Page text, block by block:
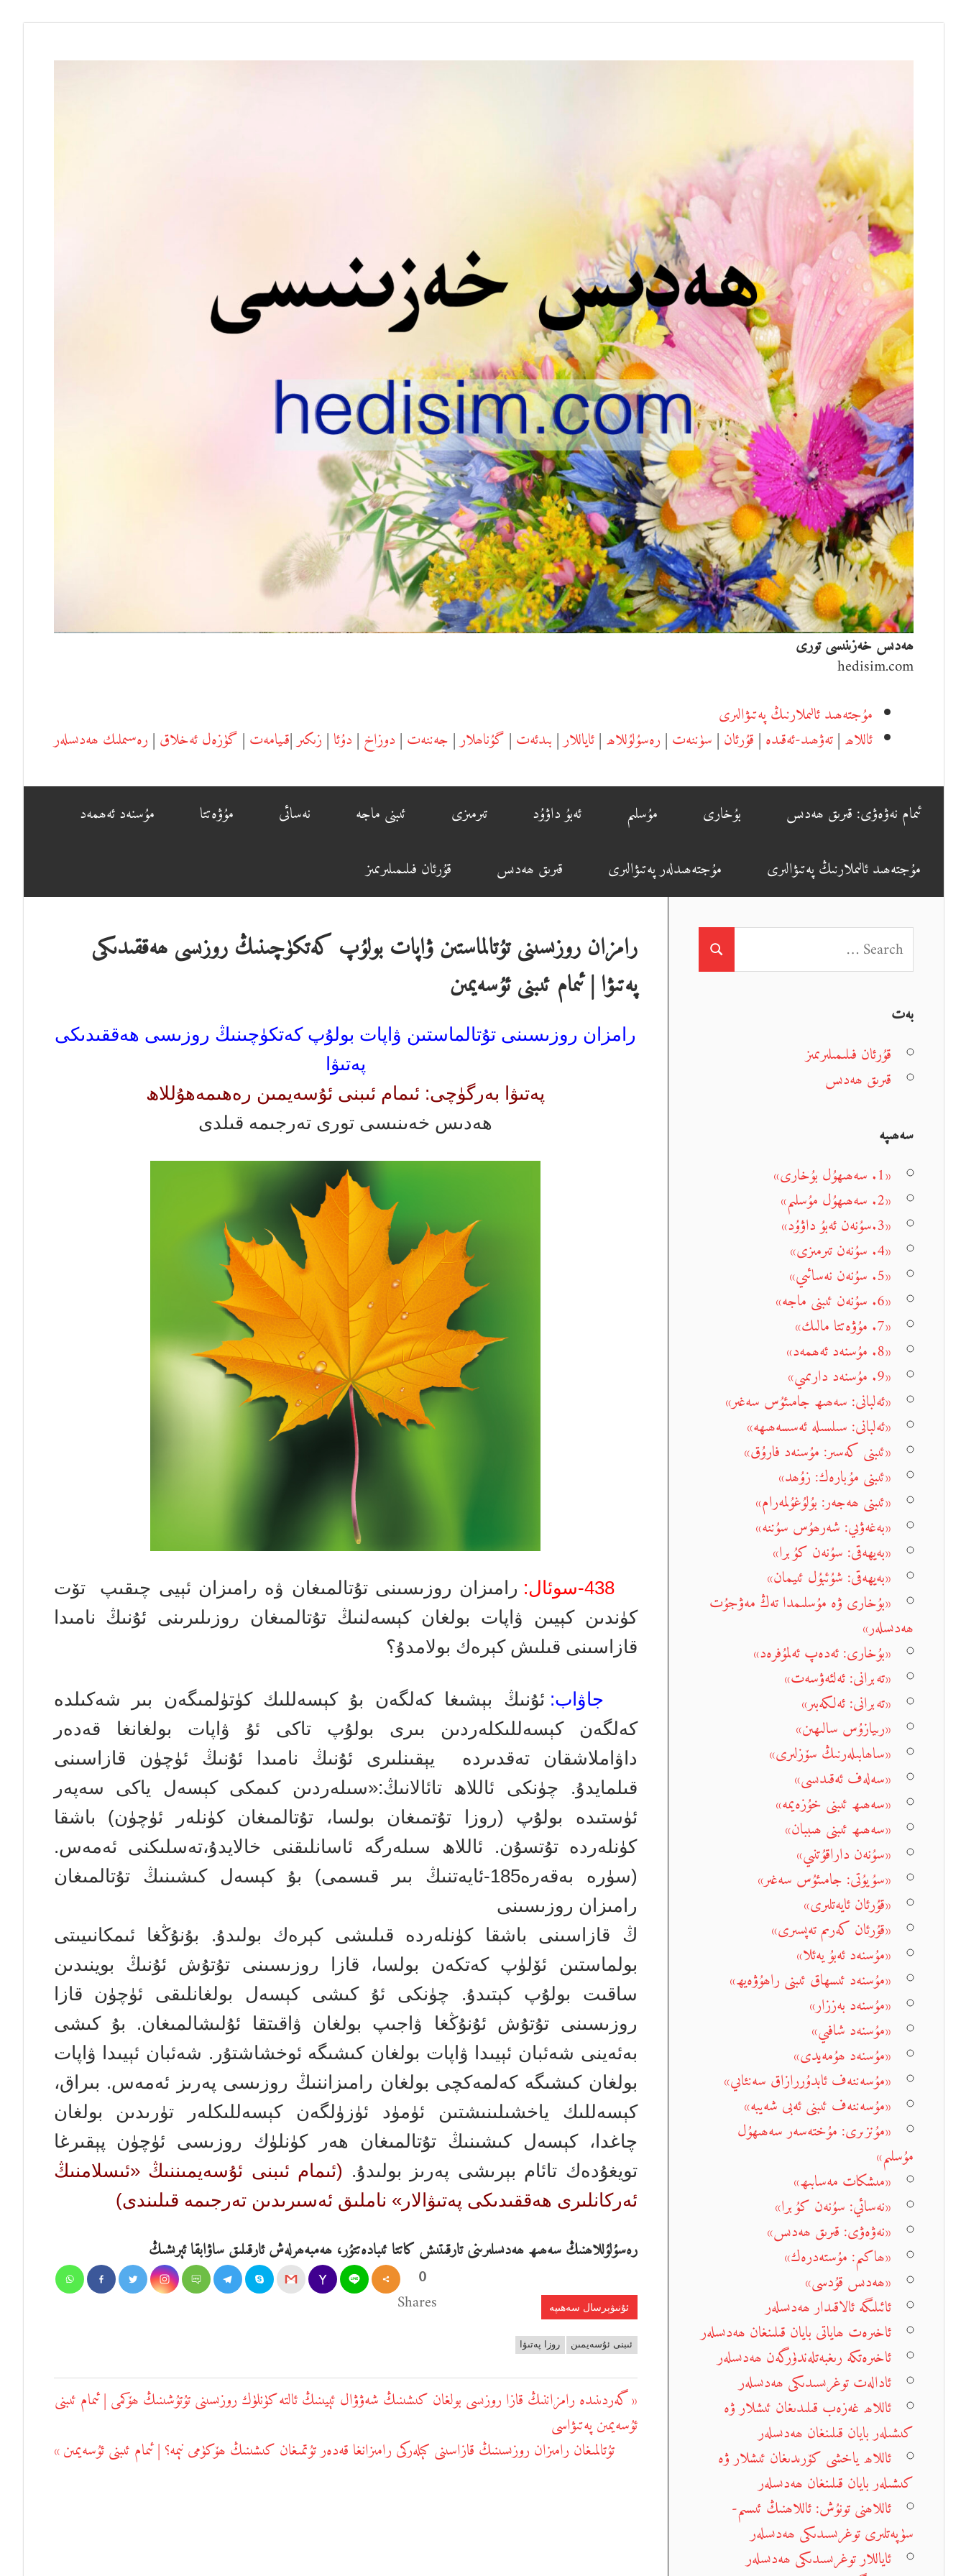
ھەدىس خەزىنىسى تورى
hedisim.com
مۇجتەھىد ئالىملارنىڭ پەتىۋالىرى
ئاللاھ|تەۋھىد-ئەقىدە|قۇرئان|سۈننەت|رەسۇلۇللاھ|ئاياللار|بىدئەت|گۇناھلار|جەننەت|دوزاخ|دۇئا|زىكىر|قىيامەت|گۈزەل ئەخلاق|رەسىملىك ھەدىسلەر
ئىمام نەۋەۋى: قىرىق ھەدىس بۇخارى مۇسلىم ئەبۇ داۋۇد تىرمىزى ئىبنى ماجە نەسائى مۇۋەتتا
مۇسنەد ئ‍ەھمەد
مۇجتەھىد ئالىملارنىڭ پەتىۋالىرى
مۇجتەھىدلەر پەتىۋالىرى قىرىق ھەدىس قۇرئان فىلىمىلىرىمىز
رامزان روزىسىنى تۇتالماستىن ۋاپات بولۇپ كەتكۈچىنىڭ روزىسى ھەققىدىكى
پەتىۋا | ئىمام ئىبنى ئۇسەيمىن
رامزان روزىسىنى تۇتالماستىن ۋاپات بولۇپ كەتكۈچىنىڭ روزىسى ھەققىدىكى
پەتىۋا
پەتىۋا بەرگۈچى: ئىمام ئىبنى ئۇسەيمىن رەھىمەھۇللاھ
ھەدىس خەىنىسى تورى تەرجىمە قىلدى
رامىزان روزىسىنى تۇتالمىغان ۋە رامىزان ئېيى چىقىپ تۆت
كۈندىن كېيىن ۋاپات بولغان كېسەلنىڭ تۇتالمىغان روزىلىرىنى ئۇنىڭ نامىدا
قازاسىنى قىلىش كېرەك بولامدۇ؟
جاۋاب: ئۇنىڭ بېشىغا كەلگەن بۇ كېسەللىك كۈتۈلمىگەن بىر شەكىلدە
كەلگەن كېسەللىكلەردىن بىرى بولۇپ تاكى ئۇ ۋاپات بولغانغا قەدەر
داۋاملاشقان تەقدىردە يېقىنلىرى ئۇنىڭ نامىدا ئۇنىڭ ئۈچۈن قازاسىنى
قىلمايدۇ. چۈنكى ئاللاھ تائالانىڭ:«سىلەردىن كىمكى كېسەل ياكى سەپەر
ئۈستىدە بولۇپ (روزا تۇتمىغان بولسا، تۇتالمىغان كۈنلەر ئۈچۈن) باشقا
كۈنلەردە تۇتسۇن. ئاللاھ سىلەرگە ئاسانلىقنى خالايدۇ،تەسلىكنى ئەمەس.
(سۈرە بەقەرە185-ئايەتنىڭ بىر قىسمى) بۇ كېسەل كىشىنىڭ تۇتالمىغان
رامىزان روزىسىنى
ڭ قازاسىنى باشقا كۈنلەردە قىلىشى كېرەك بولىدۇ. بۇنۇڭغا ئىمكانىيىتى
بولماستىن ئۆلۈپ كەتكەن بولسا، قازا روزىسىنى تۇتۇش ئۇنىڭ بوينىدىن
ساقىت بولۇپ كېتىدۇ. چۈنكى ئۇ كىشى كېسەل بولغانلىقى ئۈچۈن قازا
روزىسىنى تۇتۇش ئۇنۇڭغا ۋاجىپ بولغان ۋاقىتقا ئۇلىشالمىغان. بۇ كىشى
بەئەينى شەئبان ئېيىدا ۋاپات بولغان كىشىگە ئوخشاشتۇر. شەئبان ئېيىدا ۋاپات
بولغان كىشىگە كەلمەكچى بولغان رامىزاننىڭ روزىسى پەرىز ئەمەس. بىراق،
كېسەللىك ياخشىلىنىشتىن ئۈمۈد ئۈزۈلگەن كېسەللىكلەر تۈرىدىن بولغان
چاغدا، كېسەل كىشىنىڭ تۇتالمىغان ھەر كۈنلۈك روزىسى ئۈچۈن پېقىرغا
تويغۇدەك تائام بېرىشى پەرىز بولىدۇ. (ئىمام ئىبنى ئۇسەيمىننىڭ «ئىسلامنىڭ
ئەركانلىرى ھەققىدىكى پەتىۋالار» ناملىق ئەسىرىدىن تەرجىمە قىلىندى)
رەسۇلۇللاھنىڭ سەھىھ ھەدىسلىرىنى تارقىتىش كاتتا ئىبادەتتۇر، ھەمبەھرلەش ئارقىلىق ساۋابقا ئېرىشىڭ
0
Shares
ئۇنىۋېرسال سەھىپە
ئىبنى ئۇسەيمىن روزا پەتىۋا
يازما
يۆتكەش
Previous
Post:
گەردىنىدە رامزاننىڭ قازا روزىسى بولغان كىشىنىڭ شەۋۋال ئېيىنىڭ ئالتە كۈنلۈك روزىسىنى تۇتۇشىنىڭ ھۆكمى | ئىمام ئىبنى
ئۇسەيمىن پەتىۋاسى
Next
تۇتالمىغان رامىزان روزىسىنىڭ قازاسىنى كېلەركى رامىزانغا قەدەر تۇتمىغان كىشىنىڭ ھۆكۈمى نېمە؟ | ئىمام ئىبنى ئۇسەيمىن
بەت
قۇرئان فىلىمىلىرىمىز
قىرىق ھەدىس
سەھىپە
«1. سەھىھۇل بۇخارى»
«2. سەھىھۇل مۇسلىم»
«3.سۇنەن ئەبۇ داۋۇد»
«4. سۇنەن تىرمىزى»
«5. سۇنەن نەسائىي»
«6. سۇنەن ئىبنى ماجە»
«7. مۇۋەتتا مالىك»
«8. مۇسنەد ئەھمەد»
«9. مۇسنەد دارىمىي»
«ئەلبانى: سەھىھ جامىئۇس سەغىر»
«ئەلبانى: سىلسىلە ئەسسەھىھە»
«ئىبنى كەسىر: مۇسنەد فارۇق»
«ئىبنى مۇبارەك: زۇھد»
«ئىبنى ھەجەر: بۇلۇغۇلمەرام»
«بەغەۋىي: شەرھۇس سۇننە»
«بەيھەقى: سۇنەن كۇبرا»
«بەيھەقى: شۇئبۇل ئىيمان»
«بۇخارى ۋە مۇسلىمدا تەڭ مەۋجۇت
ھەدىسلەر»
«بۇخارى: ئەدەپ ئەلمۇفرەد»
«تەبرانى: ئەلئەۋسەت»
«تەبرانى: ئەلكەبىر»
«رىيازۇس سالىھىن»
«ساھابىلەرنىڭ سۆزلىرى»
«سەلەف ئەقىدىسى»
«سەھىھ ئىبنى خۇزەيمە»
«سەھىھ ئىبنى ھىببان»
«سۇنەن داراقۇتنىي»
«سۇيۇتى: جامىئۇس سەغىر»
«قۇرئان ئايەتلىرى»
«قۇرئان كەرىم تەپسىرى»
«مۇسنەد ئەبۇ يەئلا»
«مۇسنەد ئىسھاق ئىبنى راھۇۋەيھ»
«مۇسنەد بەززار»
«مۇسنەد شافىي»
«مۇسنەد ھۇمەيدى»
«مۇسەننەف ئابدۇررازاق سەنئاىي»
«مۇسەننەف ئىبنى ئەبى شەيبە»
«مۇنزىرى: مۇختەسەر سەھىھۇل
مۇسلىم»
«مىشكات مەسابىھ»
«نەسائي: سۇنەن كۇبرا»
«نەۋەۋى: قىرىق ھەدىس»
«ھاكىم: مۇستەدرەك»
«ھەدىس قۇدسى»
ئائىلىگە ئالاقىدار ھەدىسلەر
ئاخىرەت ھاياتى بايان قىلىنغان ھەدىسلەر
ئاخىرەتكە رىغبەتلەندۈرگەن ھەدىسلەر
ئادالەت توغرىسىدىكى ھەدىسلەر
ئاللاھ غەزەب قىلىدىغان ئىشلار ۋە
كىشىلەر بايان قىلىنغان ھەدىسلەر
ئاللاھ ياخشى كۆرىدىغان ئىشلار ۋە
كىشىلەر بايان قىلىنغان ھەدىسلەر
ئاللاھنى تونۇش: ئاللاھنىڭ ئىسىم-
سۈپەتلىرى توغرىسىدىكى ھەدىسلەر
ئاياللار توغرىسىدىكى ھەدىسلەر